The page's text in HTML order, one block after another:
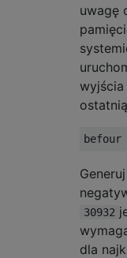
uwagę
wyjścia
30932
dla